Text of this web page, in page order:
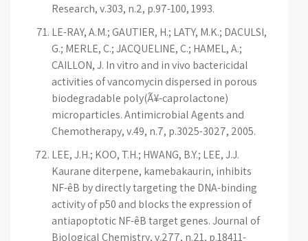
Research, v.303, n.2, p.97-100, 1993.
LE-RAY, A.M.; GAUTIER, H.; LATY, M.K.; DACULSI,
G.; MERLE, C.; JACQUELINE, C.; HAMEL, A.;
CAILLON, J. In vitro and in vivo bactericidal
activities of vancomycin dispersed in porous
biodegradable poly(Ã¥-caprolactone)
microparticles. Antimicrobial Agents and
Chemotherapy, v.49, n.7, p.3025-3027, 2005.
LEE, J.H.; KOO, T.H.; HWANG, B.Y.; LEE, J.J.
Kaurane diterpene, kamebakaurin, inhibits
NF-êB by directly targeting the DNA-binding
activity of p50 and blocks the expression of
antiapoptotic NF-êB target genes. Journal of
Biological Chemistry, v.277, n.21, p.18411-